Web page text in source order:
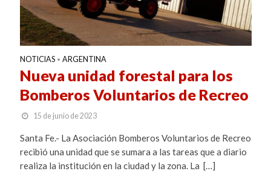
NOTICIAS • ARGENTINA
Nueva unidad forestal para los
Bomberos Voluntarios de Recreo
15 de junio de 2023
Santa Fe.- La Asociación Bomberos Voluntarios de Recreo
recibió una unidad que se sumara a las tareas que a diario
realiza la institución en la ciudad y la zona. La […]